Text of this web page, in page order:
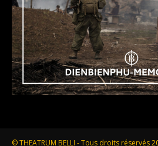
© THEATRUM BELLI - Tous droits réservés